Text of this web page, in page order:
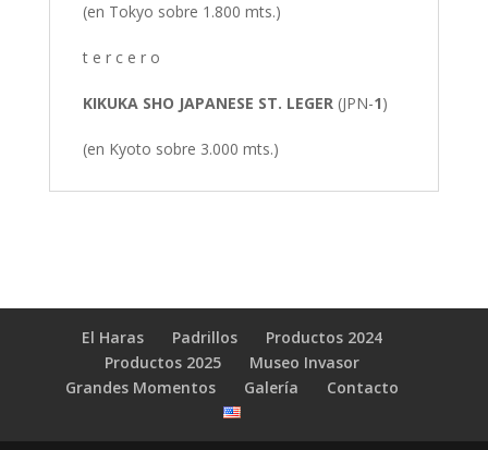
(en Tokyo sobre 1.800 mts.)
t e r c e r o
KIKUKA SHO JAPANESE ST. LEGER(JPN-1)
(en Kyoto sobre 3.000 mts.)
El Haras Padrillos
Productos 2024
Productos 2025
Museo Invasor
Grandes Momentos
Galería Contacto